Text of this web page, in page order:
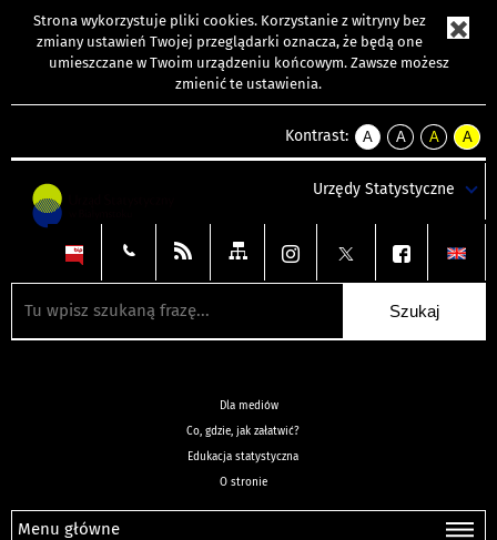
Strona wykorzystuje pliki cookies. Korzystanie z witryny bez
zmiany ustawień Twojej przeglądarki oznacza, że będą one
umieszczane w Twoim urządzeniu końcowym. Zawsze możesz
zmienić te ustawienia.
Kontrast:
A
kontrast
A
kontrast
tekst
czarnym
A
kontrast
tekst
czarnym
A
tekst
żółtym
Urzędy Statystyczne
Dla mediów
Co, gdzie, jak załatwić?
Edukacja statystyczna
O stronie
Menu główne